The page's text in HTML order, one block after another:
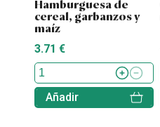
Hamburguesa de
cereal, garbanzos y
maíz
3.71 €
Añadir